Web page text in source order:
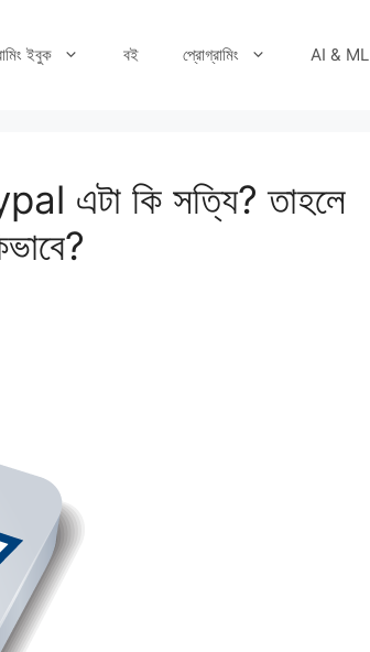
ইবুক বই প্রোগ্রামিং AI & ML
এটা কি সত্যি? তাহলে